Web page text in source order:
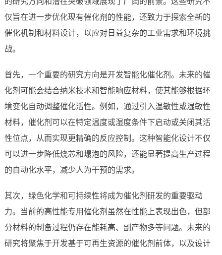
仅旨在进一步优化现有催化剂的性能，还致力于探索全新的
催化机制和材料设计，以应对日益复杂的工业需求和环境挑
战。
首先，一个重要的研究方向是开发智能化催化剂。未来的催
化剂可能会结合纳米技术和智能响应材料，使其能够根据环
境变化自动调整催化活性。例如，通过引入温敏性或湿敏性
材料，催化剂可以在特定温度或湿度条件下启动或关闭其活
性位点，从而实现更精确的反应控制。这种智能化设计不仅
可以进一步降低烧芯和塌泡的风险，还能显著提高生产过程
的自动化水平，减少人为干预的需求。
其次，绿色化学和可持续性将成为催化剂研发的重要驱动
力。当前的高性能专用催化剂虽然在性能上表现出色，但部
分材料的制备过程仍存在能耗高、副产物多等问题。未来的
研究将聚焦于开发基于可再生资源的催化剂前体，以及设计